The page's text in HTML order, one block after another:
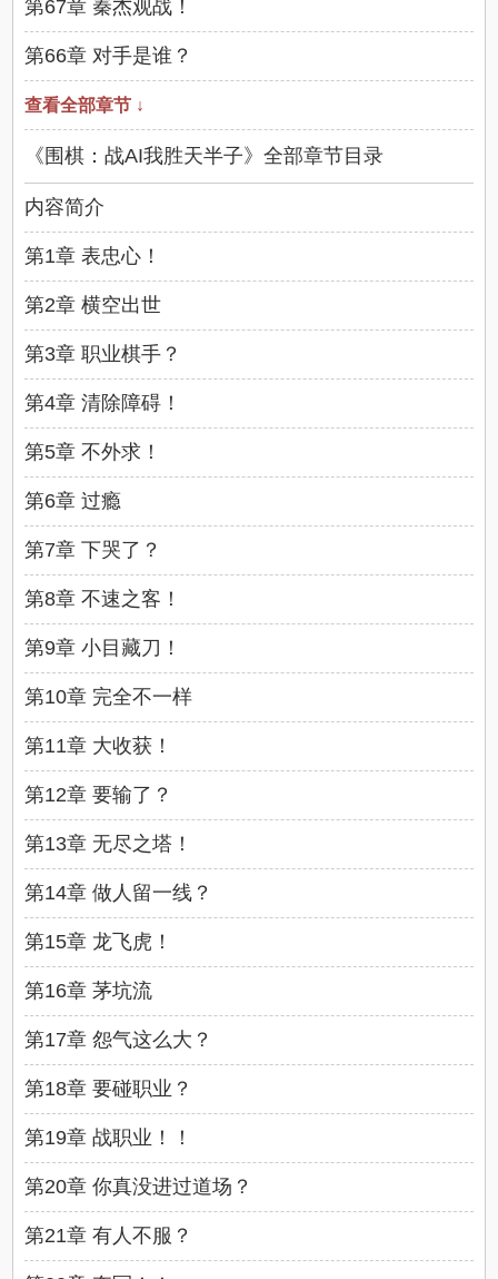
第67章 秦杰观战！
第66章 对手是谁？
查看全部章节 ↓
《围棋：战AI我胜天半子》全部章节目录
内容简介
第1章 表忠心！
第2章 横空出世
第3章 职业棋手？
第4章 清除障碍！
第5章 不外求！
第6章 过瘾
第7章 下哭了？
第8章 不速之客！
第9章 小目藏刀！
第10章 完全不一样
第11章 大收获！
第12章 要输了？
第13章 无尽之塔！
第14章 做人留一线？
第15章 龙飞虎！
第16章 茅坑流
第17章 怨气这么大？
第18章 要碰职业？
第19章 战职业！！
第20章 你真没进过道场？
第21章 有人不服？